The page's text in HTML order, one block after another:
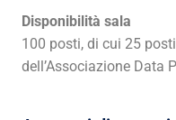
Disponibilità sala
100 posti, di cui 25
dell’Associazione Data